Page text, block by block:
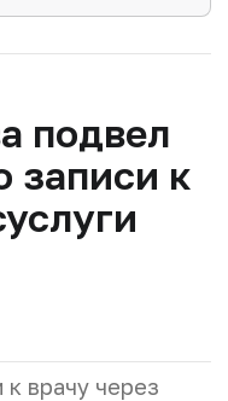
подвел
записи к
врачу через